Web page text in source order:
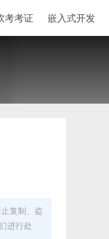
考考证 嵌入式开发
复制、盗
进行处